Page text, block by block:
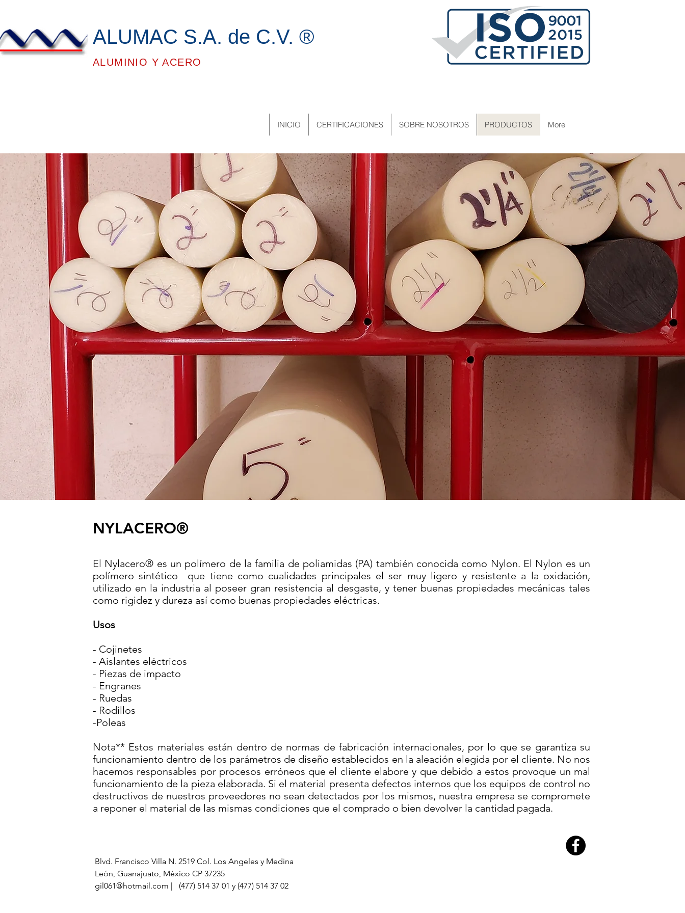
ALUMAC S.A. de C.V. ®
ALUMINIO Y ACERO
INICIO CERTIFICACIONES SOBRE NOSOTROS PRODUCTOS More
NYLACERO®
El Nylacero® es un polímero de la familia de poliamidas (PA) también conocida como Nylon. El Nylon es un
polímero sintético que tiene como cualidades principales el ser muy ligero y resistente a la oxidación,
utilizado en la industria al poseer gran resistencia al desgaste, y tener buenas propiedades mecánicas tales
como rigidez y dureza así como buenas propiedades eléctricas.
Usos
- Cojinetes
- Aislantes eléctricos
- Piezas de impacto
- Engranes
- Ruedas
- Rodillos
-Poleas
Nota** Estos materiales están dentro de normas de fabricación internacionales, por lo que se garantiza su
funcionamiento dentro de los parámetros de diseño establecidos en la aleación elegida por el cliente. No nos
hacemos responsables por procesos erróneos que el cliente elabore y que debido a estos provoque un mal
funcionamiento de la pieza elaborada. Si el material presenta defectos internos que los equipos de control no
destructivos de nuestros proveedores no sean detectados por los mismos, nuestra empresa se compromete
a reponer el material de las mismas condiciones que el comprado o bien devolver la cantidad pagada.
Blvd. Francisco Villa N. 2519 Col. Los Angeles y Medina
León, Guanajuato, México CP 37235
gil061@hotmail.com | (477) 514 37 01 y (477) 514 37 02